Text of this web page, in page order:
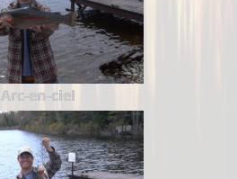
Arc-en-ciel